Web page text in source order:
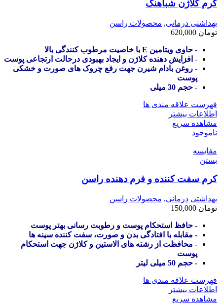
کرم کلاژن شباهنگ
بهداشتی درمانی, محصولات راسن
تومان
- حاوی ویتامین E با خاصیت مرطوب کنندگی بالا
- افزایش دهنده کلاژن و ایجاد بهبودی درحالت ارتجاعی پوست
- روغن بادام شیرن جهت رفع چروک های صورت و خشکی
پوست
- حجم 30 میلی
فهرست علاقه مندی ها
اطلاعات بیشتر
مشاهده سریع
ناموجود
مقایسه
بستن
کرم سفت کننده و فرم دهنده راسن
بهداشتی درمانی, محصولات راسن
تومان
- حافظ استحکام پوست و رطوبت رسانی بهتر پوست
- مقابله با افتادگی بدن و صورت، سفت کننده سینه ها
- محافظت از رشته های الاستین و کلاژن جهت استحکام
پوست
- حجم 50 میلی لیتر
فهرست علاقه مندی ها
اطلاعات بیشتر
مشاهده سریع